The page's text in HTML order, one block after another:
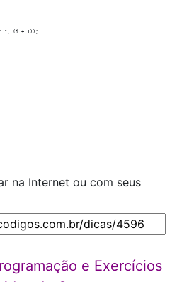
", (i + 1));
na Internet ou com seus
e Exercícios